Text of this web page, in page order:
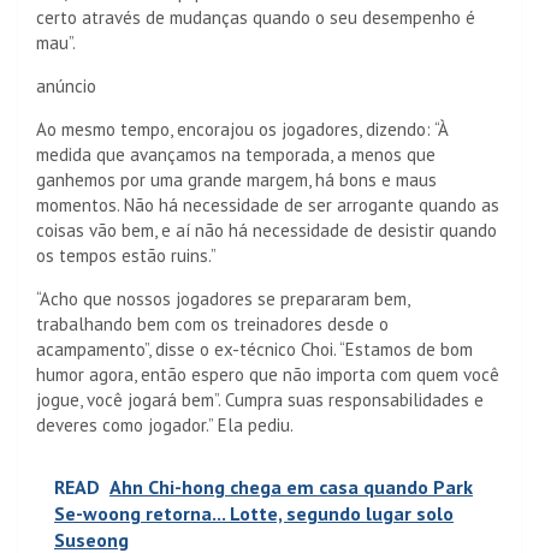
certo através de mudanças quando o seu desempenho é
mau”.
anúncio
Ao mesmo tempo, encorajou os jogadores, dizendo: “À
medida que avançamos na temporada, a menos que
ganhemos por uma grande margem, há bons e maus
momentos. Não há necessidade de ser arrogante quando as
coisas vão bem, e aí não há necessidade de desistir quando
os tempos estão ruins.”
“Acho que nossos jogadores se prepararam bem,
trabalhando bem com os treinadores desde o
acampamento”, disse o ex-técnico Choi. “Estamos de bom
humor agora, então espero que não importa com quem você
jogue, você jogará bem”. Cumpra suas responsabilidades e
deveres como jogador.” Ela pediu.
READ Ahn Chi-hong chega em casa quando Park
Se-woong retorna... Lotte, segundo lugar solo
Suseong